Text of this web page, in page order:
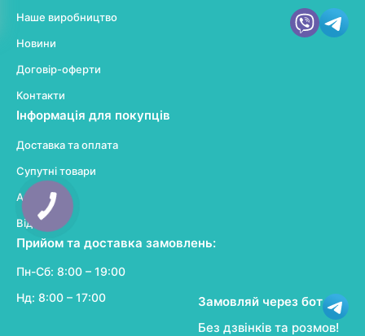
Наше виробництво
Новини
Договір-оферти
Контакти
Інформація для покупців
Доставка та оплата
Супутні товари
Акції
Відгуки
Прийом та доставка замовлень:
Пн-Сб: 8:00 – 19:00
Нд: 8:00 – 17:00
Замовляй через бот
Без дзвінків та розмов!